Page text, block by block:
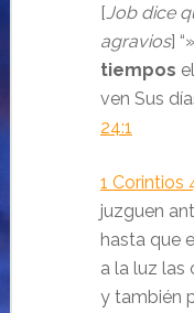
[ Job dice
agravios] “
tiempos
ven Sus
24:1
1 Corintios
juzguen
hasta que
a la luz las
y también